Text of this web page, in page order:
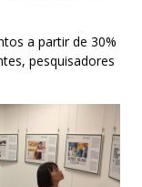
a partir de 30%
pesquisadores